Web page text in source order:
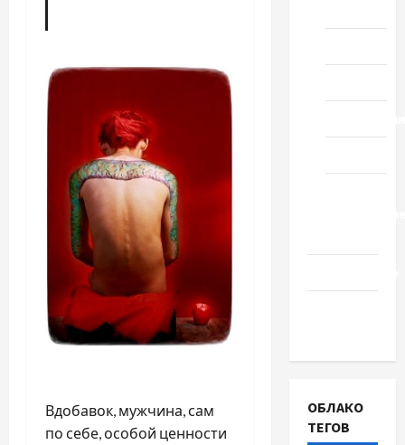
Вдобавок, мужчина, сам
по себе, особой ценности
ОБЛАКО
ТЕГОВ